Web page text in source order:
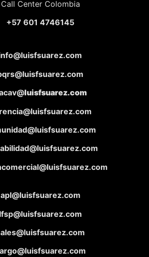
Call Center Colombia
+57 601 4746145
luisfsuarez.com
apl@luisfsuarez.com
lfsp@luisfsuarez.com